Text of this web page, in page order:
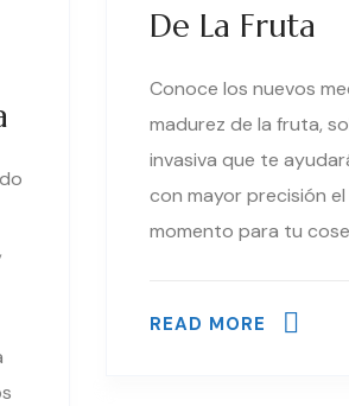
De La Fruta
Conoce los nuevos
madurez de la fruta,
invasiva que te
con mayor precisión
momento para tu
READ MORE